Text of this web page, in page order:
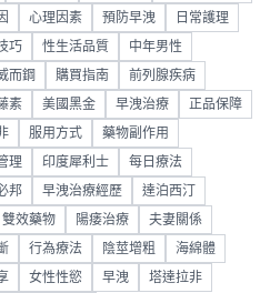
心理因素 預防早洩 日常護理
巧 性生活品質 中年男性
而鋼 購買指南 前列腺疾病
素 美國黑金 早洩治療 正品保障
服用方式 藥物副作用
理 印度犀利士 每日療法
邦 早洩治療經歷 達泊西汀
雙效藥物 陽痿治療 夫妻關係
行為療法 陰莖增粗 海綿體
女性性慾 早洩 塔達拉非